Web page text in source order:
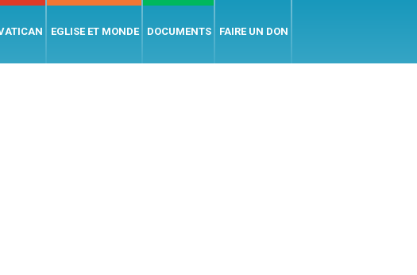
EGLISE ET MONDE DOCUMENTS FAIRE UN DON